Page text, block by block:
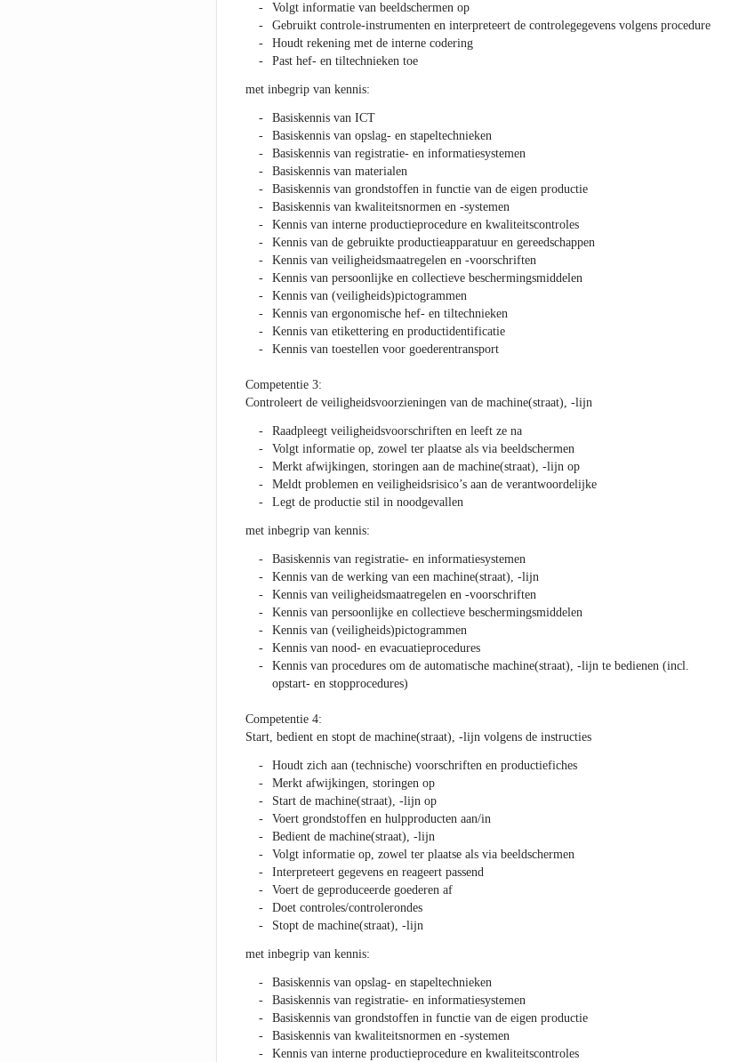
Volgt informatie van beeldschermen op
Gebruikt controle-instrumenten en interpreteert de controlegegevens volgens procedure
Houdt rekening met de interne codering
Past hef- en tiltechnieken toe
met inbegrip van kennis:
Basiskennis van ICT
Basiskennis van opslag- en stapeltechnieken
Basiskennis van registratie- en informatiesystemen
Basiskennis van materialen
Basiskennis van grondstoffen in functie van de eigen productie
Basiskennis van kwaliteitsnormen en -systemen
Kennis van interne productieprocedure en kwaliteitscontroles
Kennis van de gebruikte productieapparatuur en gereedschappen
Kennis van veiligheidsmaatregelen en -voorschriften
Kennis van persoonlijke en collectieve beschermingsmiddelen
Kennis van (veiligheids)pictogrammen
Kennis van ergonomische hef- en tiltechnieken
Kennis van etikettering en productidentificatie
Kennis van toestellen voor goederentransport
Competentie 3:
Controleert de veiligheidsvoorzieningen van de machine(straat), -lijn
Raadpleegt veiligheidsvoorschriften en leeft ze na
Volgt informatie op, zowel ter plaatse als via beeldschermen
Merkt afwijkingen, storingen aan de machine(straat), -lijn op
Meldt problemen en veiligheidsrisico’s aan de verantwoordelijke
Legt de productie stil in noodgevallen
met inbegrip van kennis:
Basiskennis van registratie- en informatiesystemen
Kennis van de werking van een machine(straat), -lijn
Kennis van veiligheidsmaatregelen en -voorschriften
Kennis van persoonlijke en collectieve beschermingsmiddelen
Kennis van (veiligheids)pictogrammen
Kennis van nood- en evacuatieprocedures
Kennis van procedures om de automatische machine(straat), -lijn te bedienen (incl.
opstart- en stopprocedures)
Competentie 4:
Start, bedient en stopt de machine(straat), -lijn volgens de instructies
Houdt zich aan (technische) voorschriften en productiefiches
Merkt afwijkingen, storingen op
Start de machine(straat), -lijn op
Voert grondstoffen en hulpproducten aan/in
Bedient de machine(straat), -lijn
Volgt informatie op, zowel ter plaatse als via beeldschermen
Interpreteert gegevens en reageert passend
Voert de geproduceerde goederen af
Doet controles/controlerondes
Stopt de machine(straat), -lijn
met inbegrip van kennis:
Basiskennis van opslag- en stapeltechnieken
Basiskennis van registratie- en informatiesystemen
Basiskennis van grondstoffen in functie van de eigen productie
Basiskennis van kwaliteitsnormen en -systemen
Kennis van interne productieprocedure en kwaliteitscontroles